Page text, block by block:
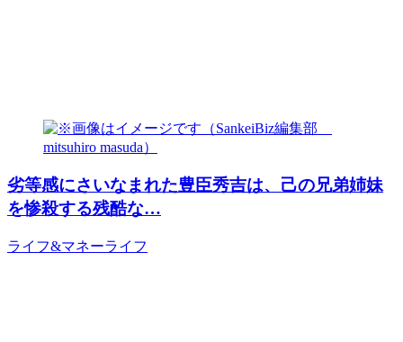
劣等感にさいなまれた豊臣秀吉は、己の兄弟姉妹
を惨殺する残酷な…
ライフ&マネーライフ